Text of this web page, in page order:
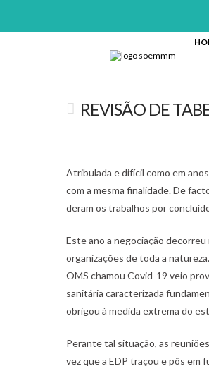
REVISÃO DE
Atribulada e difícil como em
com a mesma finalidade. De
deram os trabalhos por
Este ano a negociação
organizações de toda a
OMS chamou Covid-19 veio
sanitária caracterizada
obrigou à medida extrema do
Perante tal situação, as
vez que a EDP traçou e pôs em